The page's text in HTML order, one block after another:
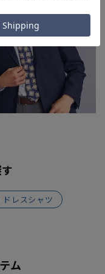
ドレスシャツ
ム